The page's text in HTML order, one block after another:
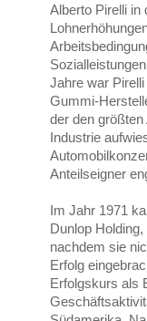
Alberto Pirelli in
Jahre war
Gummi-
der den
Industrie
Anteilseigner
Im Jahr 1971
Dunlop
nachdem sie
Erfolg
Erfolgskurs als